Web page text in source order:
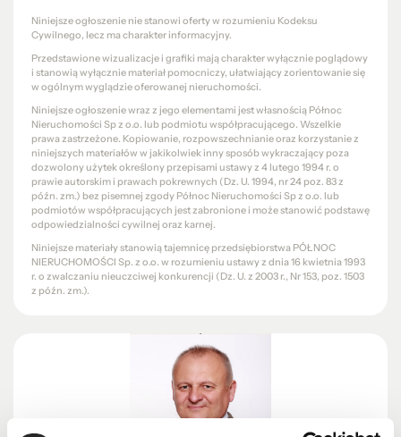
Niniejsze ogłoszenie nie stanowi oferty w rozumieniu Kodeksu
Cywilnego, lecz ma charakter informacyjny.
Przedstawione wizualizacje i grafiki mają charakter wyłącznie poglądowy
i stanowią wyłącznie materiał pomocniczy, ułatwiający zorientowanie się
w ogólnym wyglądzie oferowanej nieruchomości.
Niniejsze ogłoszenie wraz z jego elementami jest własnością Północ
Nieruchomości Sp z o.o. lub podmiotu współpracującego. Wszelkie
prawa zastrzeżone. Kopiowanie, rozpowszechnianie oraz korzystanie z
niniejszych materiałów w jakikolwiek inny sposób wykraczający poza
dozwolony użytek określony przepisami ustawy z 4 lutego 1994 r. o
prawie autorskim i prawach pokrewnych (Dz. U. 1994, nr 24 poz. 83 z
późn. zm.) bez pisemnej zgody Północ Nieruchomości Sp z o.o. lub
podmiotów współpracujących jest zabronione i może stanowić podstawę
odpowiedzialności cywilnej oraz karnej.
Niniejsze materiały stanowią tajemnicę przedsiębiorstwa PÓŁNOC
NIERUCHOMOŚCI Sp. z o.o. w rozumieniu ustawy z dnia 16 kwietnia 1993
r. o zwalczaniu nieuczciwej konkurencji (Dz. U. z 2003 r., Nr 153, poz. 1503
z późn. zm.).